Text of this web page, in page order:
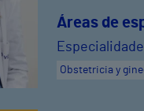
Áreas de
Obstetricia y